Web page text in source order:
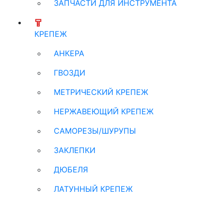
ЗАПЧАСТИ ДЛЯ ИНСТРУМЕНТА
КРЕПЕЖ
АНКЕРА
ГВОЗДИ
МЕТРИЧЕСКИЙ КРЕПЕЖ
НЕРЖАВЕЮЩИЙ КРЕПЕЖ
САМОРЕЗЫ/ШУРУПЫ
ЗАКЛЕПКИ
ДЮБЕЛЯ
ЛАТУННЫЙ КРЕПЕЖ